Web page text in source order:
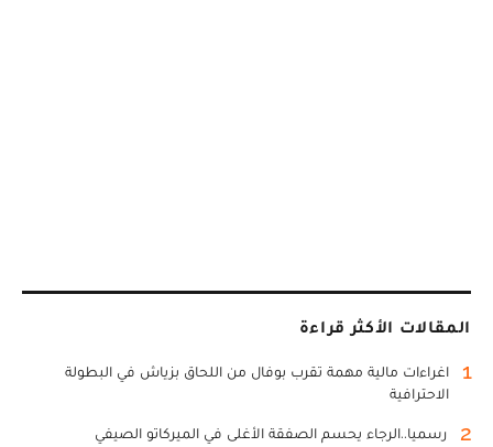
المقالات الأكثر قراءة
1
اغراءات مالية مهمة تقرب بوفال من اللحاق بزياش في البطولة
الاحترافية
2 رسميا..الرجاء يحسم الصفقة الأغلى في الميركاتو الصيفي